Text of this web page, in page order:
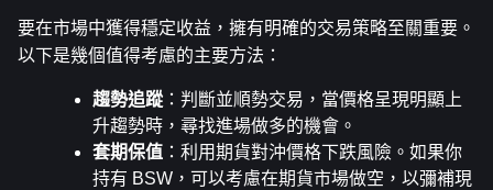
要在市場中獲得穩定收益，擁有明確的交易策略至關重要。
以下是幾個值得考慮的主要方法：
趨勢追蹤 ：判斷並順勢交易，當價格呈現明顯上
升趨勢時，尋找進場做多的機會。
套期保值 ：利用期貨對沖價格下跌風險。如果你
持有 BSW，可以考慮在期貨市場做空，以彌補現